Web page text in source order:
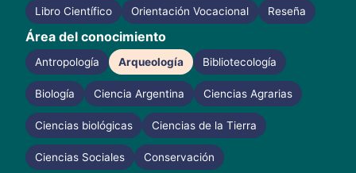
Libro Científico Orientación Vocacional Reseña
Área del conocimiento
Antropología Arqueología Bibliotecología
Biología Ciencia Argentina Ciencias Agrarias
Ciencias biológicas Ciencias de la Tierra
Ciencias Sociales Conservación